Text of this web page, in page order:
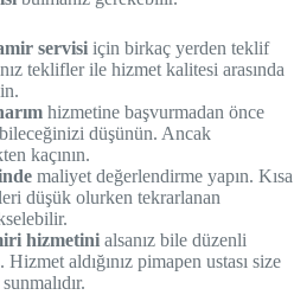
servisi için birkaç yerden teklif
teklifler ile hizmet kalitesi arasında
hizmetine başvurmadan önce
düşünün. Ancak
kaçının.
maliyet değerlendirme yapın. Kısa
düşük olurken tekrarlanan
hizmetini alsanız bile düzenli
aldığınız pimapen ustası size